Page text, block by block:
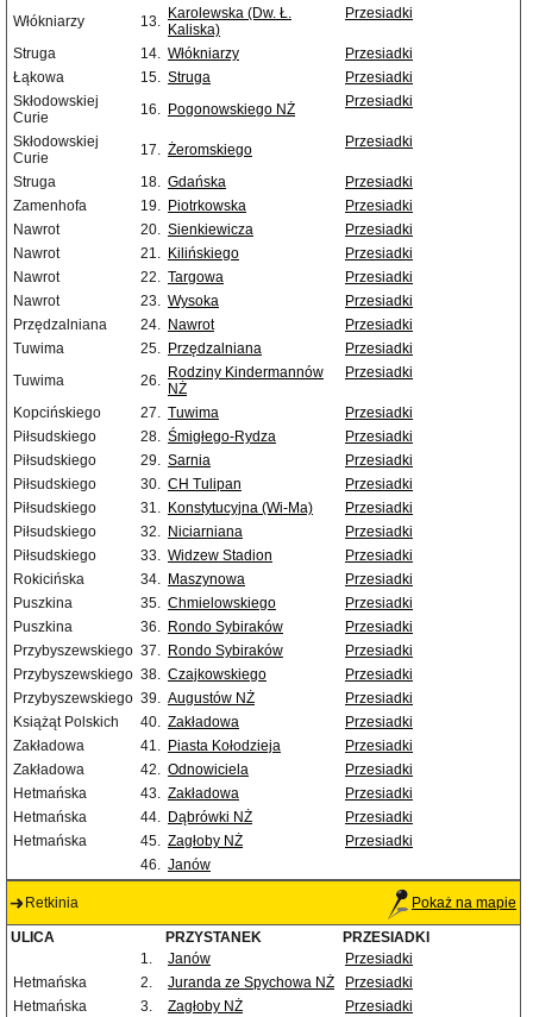
Włókniarzy 13. Karolewska (Dw. Ł.
Kaliska)
Przesiadki
Struga 14. Włókniarzy
Przesiadki
Łąkowa
15. Struga
Przesiadki
Skłodowskiej
Curie
16. Pogonowskiego NŻ Przesiadki
Skłodowskiej
Curie
17. Żeromskiego Przesiadki
Struga 18. Gdańska
Przesiadki
Zamenhofa
19. Piotrkowska
Przesiadki
Nawrot
20. Sienkiewicza
Przesiadki
Nawrot
21. Kilińskiego
Przesiadki
Nawrot
22. Targowa
Przesiadki
Nawrot
23. Wysoka
Przesiadki
Przędzalniana
24. Nawrot
Przesiadki
Tuwima
25. Przędzalniana
Przesiadki
Tuwima
26. Rodziny Kindermannów
NŻ
Przesiadki
Kopcińskiego 27. Tuwima
Przesiadki
Piłsudskiego
28. Śmigłego-Rydza
Przesiadki
Piłsudskiego
29. Sarnia
Przesiadki
Piłsudskiego
30. CH Tulipan
Przesiadki
Piłsudskiego
31. Konstytucyjna (Wi-Ma)
Przesiadki
Piłsudskiego
32. Niciarniana
Przesiadki
Piłsudskiego
33. Widzew Stadion
Przesiadki
Rokicińska
34. Maszynowa
Przesiadki
Puszkina
35. Chmielowskiego
Przesiadki
Puszkina
36. Rondo Sybiraków
Przesiadki
Przybyszewskiego 37. Rondo Sybiraków
Przesiadki
Przybyszewskiego 38. Czajkowskiego
Przesiadki
Przybyszewskiego 39. Augustów NŻ
Przesiadki
Książąt Polskich
40. Zakładowa
Przesiadki
Zakładowa
41. Piasta Kołodzieja
Przesiadki
Zakładowa
42. Odnowiciela
Przesiadki
Hetmańska
43. Zakładowa
Przesiadki
Hetmańska
44. Dąbrówki NŻ
Przesiadki
Hetmańska
45. Zagłoby NŻ
Przesiadki
46. Janów
Retkinia Pokaż na mapie
ULICA PRZYSTANEK
PRZESIADKI
1.
Janów
Przesiadki
Hetmańska
2. Juranda ze Spychowa NŻ
Przesiadki
Hetmańska
3. Zagłoby NŻ
Przesiadki